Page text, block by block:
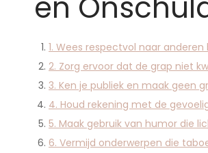
1. Wees respectvol naar
2. Zorg ervoor dat de grap niet
3. Ken je publiek en maak geen
4. Houd rekening met de
5. Maak gebruik van humor die
6. Vermijd onderwerpen die